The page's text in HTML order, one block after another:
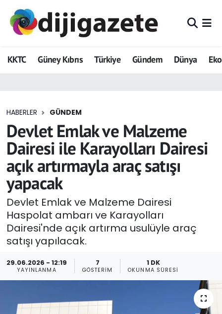
KKTC Güney Kıbrıs Türkiye Gündem Dünya
HABERLER GÜNDEM
Devlet Emlak ve Malzeme
Dairesi ile Karayolları Dairesi
açık artırmayla araç satışı
yapacak
Devlet Emlak ve Malzeme Dairesi
Haspolat ambarı ve Karayolları
Dairesi'nde açık artırma usulüyle araç
satışı yapılacak.
29.06.2026 - 12:19
YAYINLANMA
7
GÖSTERIM
1 DK
OKUNMA SÜRESI
ADVERTORIAL
Dijigazete
Eğitim
Ekonomi
Foto Galeri
GEZİ
Güncel
Gündem
KKTC
Hava Durumu
Trafik Durumu
Tüm Manşetler
Son Dakika Haberleri
Haber Arşivi